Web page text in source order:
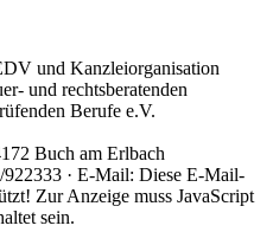
und Kanzleiorganisation
und rechtsberatenden
Berufe e.V.
Buch am Erlbach
· E-Mail: Diese E-Mail-
Zur Anzeige muss JavaScript
sein.